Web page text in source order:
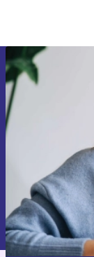
Informacije o
Pravilima